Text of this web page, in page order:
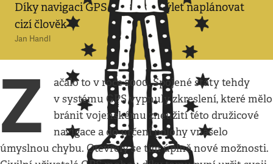
Díky navigaci GPS může váš výlet naplánovat
cizí člověk
Jan Handl
Z
ačalo to v roce 2000. Spojené státy tehdy
v systému GPS vypnuly zkreslení, které mělo
bránit vojenskému zneužití této družicové
navigace a do určení polohy vnášelo
úmyslnou chybu. Otevřely se tím úplně nové možnosti.